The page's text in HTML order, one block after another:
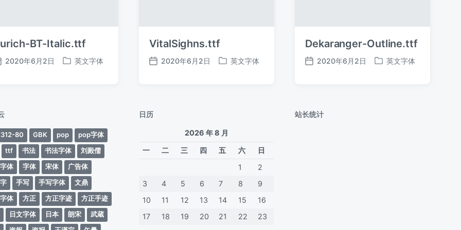
BT-Italic.ttf
2020年6月2日
发
英文字体
VitalSighns.ttf
发
2020年6月2日
发
英文字体
Dekaranger-Outline.ttf
发
2020年6月2日
发
英文字体
80 GBK pop
pop字体
ttf
书法 书法字体
刘殿儒
体
字体 宋体
广告体
手写 手写字体
文鼎
体
方正 方正字迹
方正手迹
日文字体 日本 朗宋
武蔵
日历
2026 年 8 月
一
二 三 四 五 六
日
1
2
3
4 5 6 7 8
9
10
11 12 13 14 15
16
17
18 19 20 21 22
23
站长统计